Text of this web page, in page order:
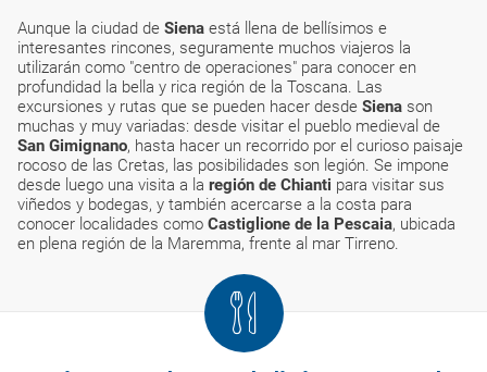
Aunque la ciudad de Siena está llena de bellísimos e
interesantes rincones, seguramente muchos viajeros la
utilizarán como "centro de operaciones" para conocer en
profundidad la bella y rica región de la Toscana. Las
excursiones y rutas que se pueden hacer desde Siena son
muchas y muy variadas: desde visitar el pueblo medieval de
San Gimignano, hasta hacer un recorrido por el curioso paisaje
rocoso de las Cretas, las posibilidades son legión. Se impone
desde luego una visita a la región de Chianti para visitar sus
viñedos y bodegas, y también acercarse a la costa para
conocer localidades como Castiglione de la Pescaia, ubicada
en plena región de la Maremma, frente al mar Tirreno.